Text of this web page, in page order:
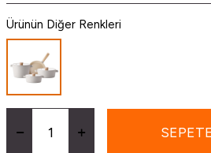
Ürünün Diğer Renkleri